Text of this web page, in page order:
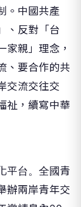
。中國共產
、反對「台
家親」理念，
、要合作的共
交流交往交
祉，續寫中華
平台。全國青
辦兩岸青年交